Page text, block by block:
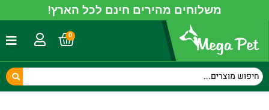
משלוחים מהירים חינם לכל הארץ!
0